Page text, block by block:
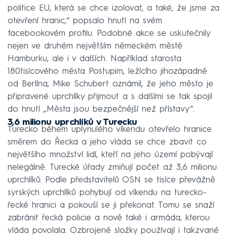
politice EU, která se chce izolovat, a také, že jsme za
otevření hranic,“ popsalo hnutí na svém
facebookovém profilu. Podobné akce se uskutečnily
nejen ve druhém největším německém městě
Hamburku, ale i v dalších. Například starosta
180tisícového města Postupim, ležícího jihozápadně
od Berlína, Mike Schubert oznámil, že jeho město je
připravené uprchlíky přijmout a s dalšími se tak spojil
do hnutí „Města jsou bezpečnější než přístavy“.
3,6 milionu uprchlíků v Turecku
Turecko během uplynulého víkendu otevřelo hranice
směrem do Řecka a jeho vláda se chce zbavit co
největšího množství lidí, kteří na jeho území pobývají
nelegálně. Turecké úřady zmiňují počet až 3,6 milionu
uprchlíků. Podle představitelů OSN se tisíce převážně
syrských uprchlíků pohybují od víkendu na turecko-
řecké hranici a pokouší se ji překonat. Tomu se snaží
zabránit řecká policie a nově také i armáda, kterou
vláda povolala. Ozbrojené složky používají i takzvané